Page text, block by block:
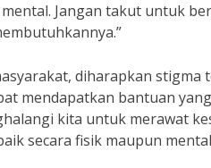
Jangan takut untuk
diharapkan stigma
mendapatkan bantuan
kita untuk merawat
secara fisik maupun